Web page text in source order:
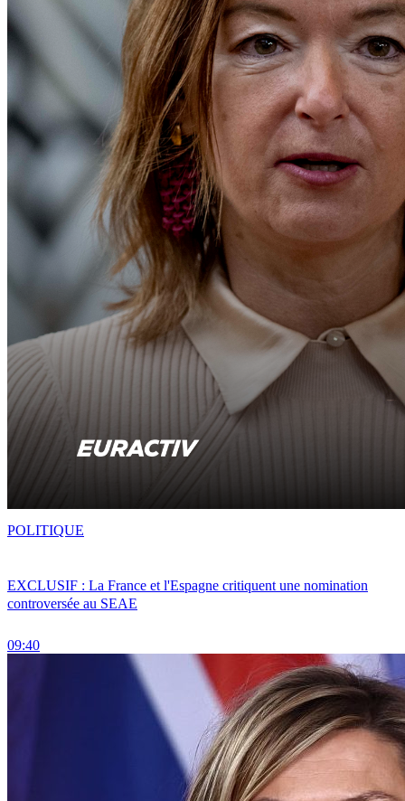
EXCLUSIF : La France et l'Espagne critiquent une nomination
controversée au SEAE
09:40
POLITIQUE